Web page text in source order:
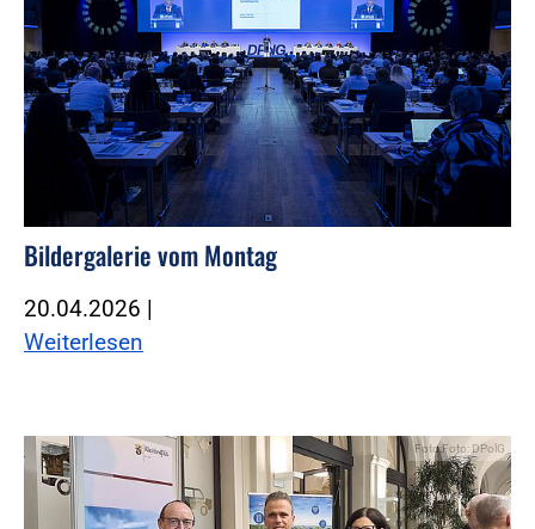
Bildergalerie vom Montag
20.04.2026 |
Weiterlesen
Foto:Foto: DPolG